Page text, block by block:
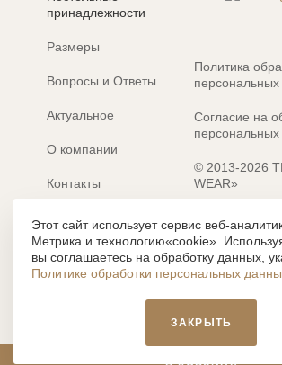
принадлежности
Размеры
Вопросы и Ответы
Актуальное
О компании
Контакты
Электронные каталоги
Политика
Согласие на
© 2013-2026
WEAR»
Разработка
Все содержание, представленное или
https://clever-style.ru, включая, но не
графикой, фотографиями, иллюстрациями и
объектами авторского права, использование
письменного разрешения администрации и
влечет наложение ответственности с
Этот сайт использует сервис веб-
Метрика и технологию«cookie».
вы соглашаетесь на обработку данных,
Политике обработки персональных
ЗАКРЫТЬ